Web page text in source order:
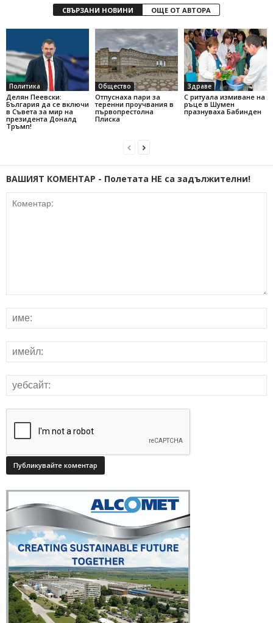
СВЪРЗАНИ НОВИНИ ОЩЕ ОТ АВТОРА
Политика
Делян Пеевски:
България да се включи
в Съвета за мир на
президента Доналд
Тръмп!
Общество
Отпуснаха пари за
теренни проучвания в
първопрестолна
Плиска
Здраве
С ритуала измиване на
ръце в Шумен
празнуваха Бабинден
ВАШИЯТ КОМЕНТАР - Полетата НЕ са задължителни!